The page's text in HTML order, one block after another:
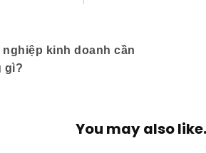
kinh doanh cần
gì?
You may also